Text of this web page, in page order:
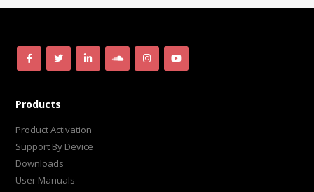
Products
Product Activation
Support By Device
Downloads
User Manuals